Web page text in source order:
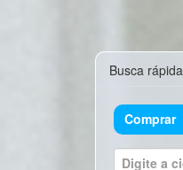
Busca rápida
Comprar